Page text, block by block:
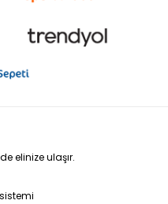
elinize ulaşır.